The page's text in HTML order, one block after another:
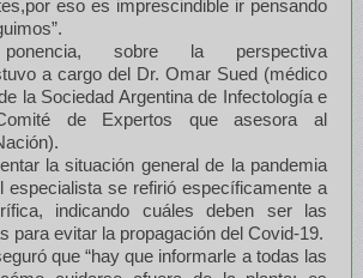
eso es imprescindible ir pensando
sobre la perspectiva
a cargo del Dr. Omar Sued (médico
la Sociedad Argentina de Infectología e
de Expertos que asesora al
la situación general de la pandemia
especialista se refirió específicamente a
indicando cuáles deben ser las
para evitar la propagación del Covid-19.
que “hay que informarle a todas las